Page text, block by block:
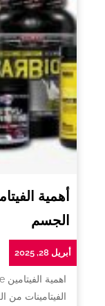
الجسم
أبريل 28, 2025
الفيتامينات من